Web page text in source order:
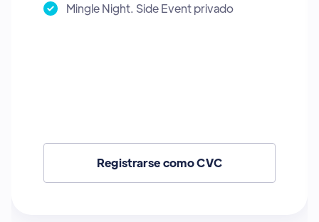
Mingle Night. Side Event privado
Registrarse como CVC